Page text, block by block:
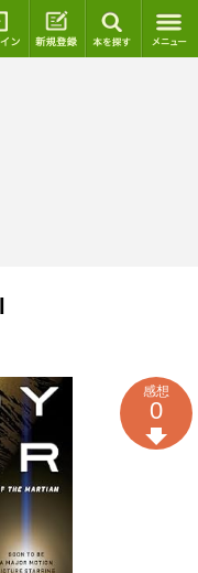
ログイン 新規登録
感想
0